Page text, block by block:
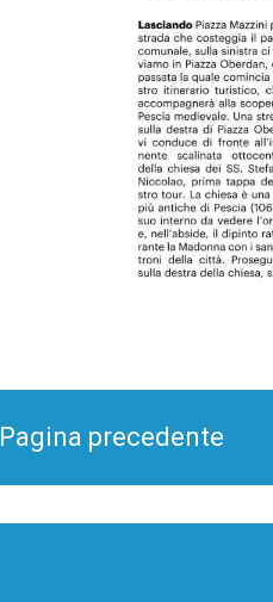
Pagina precedente